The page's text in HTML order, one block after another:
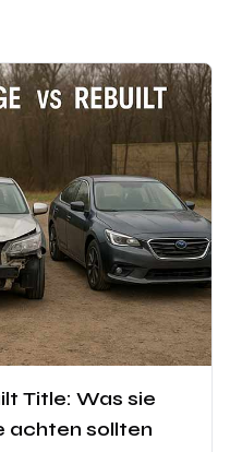
Title: Was sie
achten sollten